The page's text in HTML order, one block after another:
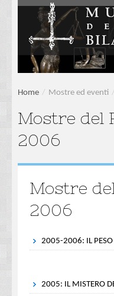
Home / Mostre ed eventi /
Mostre del
2006
Mostre
2006
2005-2006: IL PESO
2005: IL MISTERO